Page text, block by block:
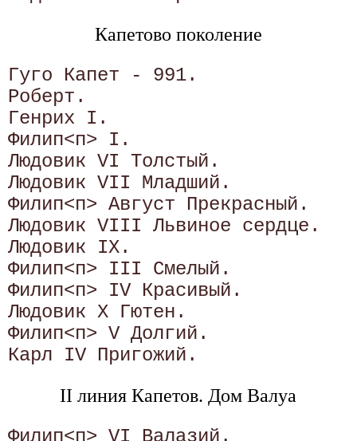
Капетово поколение
Гуго Капет - 991.
Роберт.
Генрих I.
Филип<п> I.
Людовик VI Толстый.
Людовик VII Младший.
Филип<п> Август Прекрасный.
Людовик VIII Львиное сердце.
Людовик IX.
Филип<п> III Смелый.
Филип<п> IV Красивый.
Людовик X Гютен.
Филип<п> V Долгий.
II линия Капетов. Дом Валуа
Филип<п> VI Валазий.